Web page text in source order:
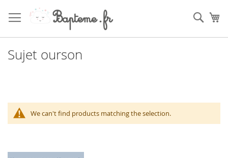
to
Content
Sujet ourson
We can't find products matching the selection.